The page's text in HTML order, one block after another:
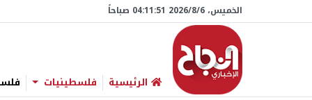
الخميس، 6/‏8/‏2026 04:11:52 صباحاً
الرئيسية فلسطينيات